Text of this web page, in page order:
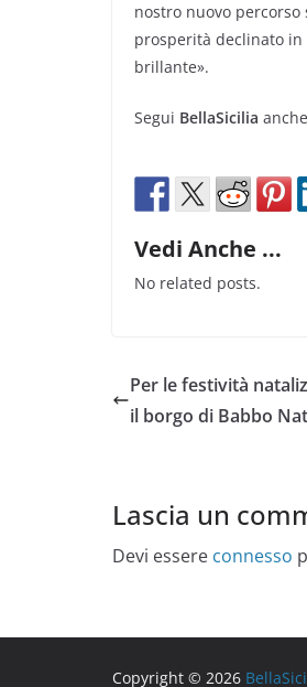
nostro nuovo
prosperità declinato
brillante».
Segui BellaSicilia
Vedi Anche ...
No related posts.
Per le festività
il borgo di Babbo
Lascia un
Devi essere connesso
Copyright © 2026